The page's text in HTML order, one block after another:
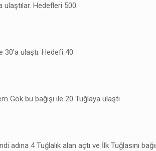
ulaştılar. Hedefleri 500.
30'a ulaştı. Hedefi 40.
Gök bu bağışı ile 20 Tuğlaya ulaştı.
4 Tuğlalık alan açtı ve İlk Tuğlasını